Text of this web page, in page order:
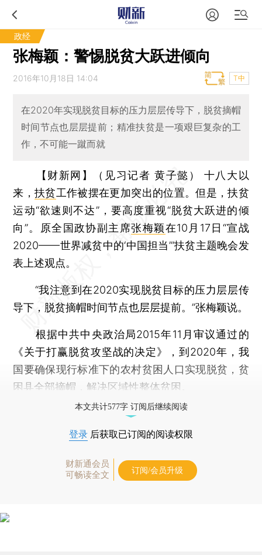
政经
张梅颖：警惕脱贫大跃进倾向
2016年10月18日 14:04 T中
在2020年实现脱贫目标的压力层层传导下，脱贫摘帽
时间节点也层层提前；精准扶贫是一项艰巨复杂的工
作，不可能一蹴而就
【财新网】（见习记者 黄子懿） 十八大以
来，扶贫工作被摆在更加突出的位置。但是，扶贫
运动“欲速则不达”，要高度重视“脱贫大跃进的倾
向”。原全国政协副主席张梅颖在10月17日“宣战
2020——世界减贫中的‘中国担当’”扶贫主题晚会发
表上述观点。
“我注意到在2020实现脱贫目标的压力层层传
导下，脱贫摘帽时间节点也层层提前。”张梅颖说。
根据中共中央政治局2015年11月审议通过的
《关于打赢脱贫攻坚战的决定》，到2020年，我
国要确保现行标准下的农村贫困人口实现脱贫，贫
困县全部摘帽，解决区域性整体贫困。
本文共计577字 订阅后继续阅读
登录 后获取已订阅的阅读权限
财新通会员
可畅读全文
订阅/会员升级